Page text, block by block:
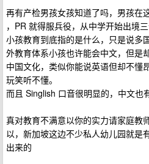
再有产检男孩女孩知道了吗，男孩在
，PR 就得服兵役，从中学开始出境
小孩教育到底指的是什么，只是说多
外教育体系小孩也许能会中文，但是
中国文化，类似你能说英语但却不懂
玩笑听不懂。
而且 Singlish 口音很明显的，中文也
真对教育不满意以你的实力请家庭教
以，新加坡这边不少私人幼儿园就是
出来的